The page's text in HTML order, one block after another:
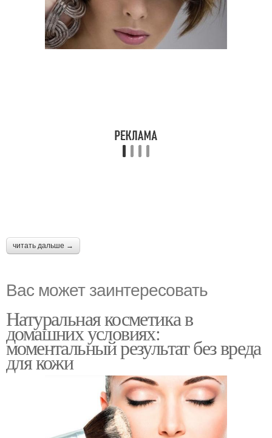
читать дальше →
Вас может заинтересовать
Натуральная косметика в
домашних условиях:
моментальный результат без вреда
для кожи